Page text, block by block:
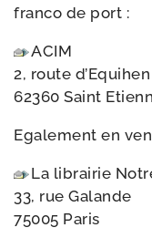
fran­co de port :
ACIM
2, route d’Equihen
62360 Saint
Egalement en
La librai­rie
33, rue Galande
75005 Paris